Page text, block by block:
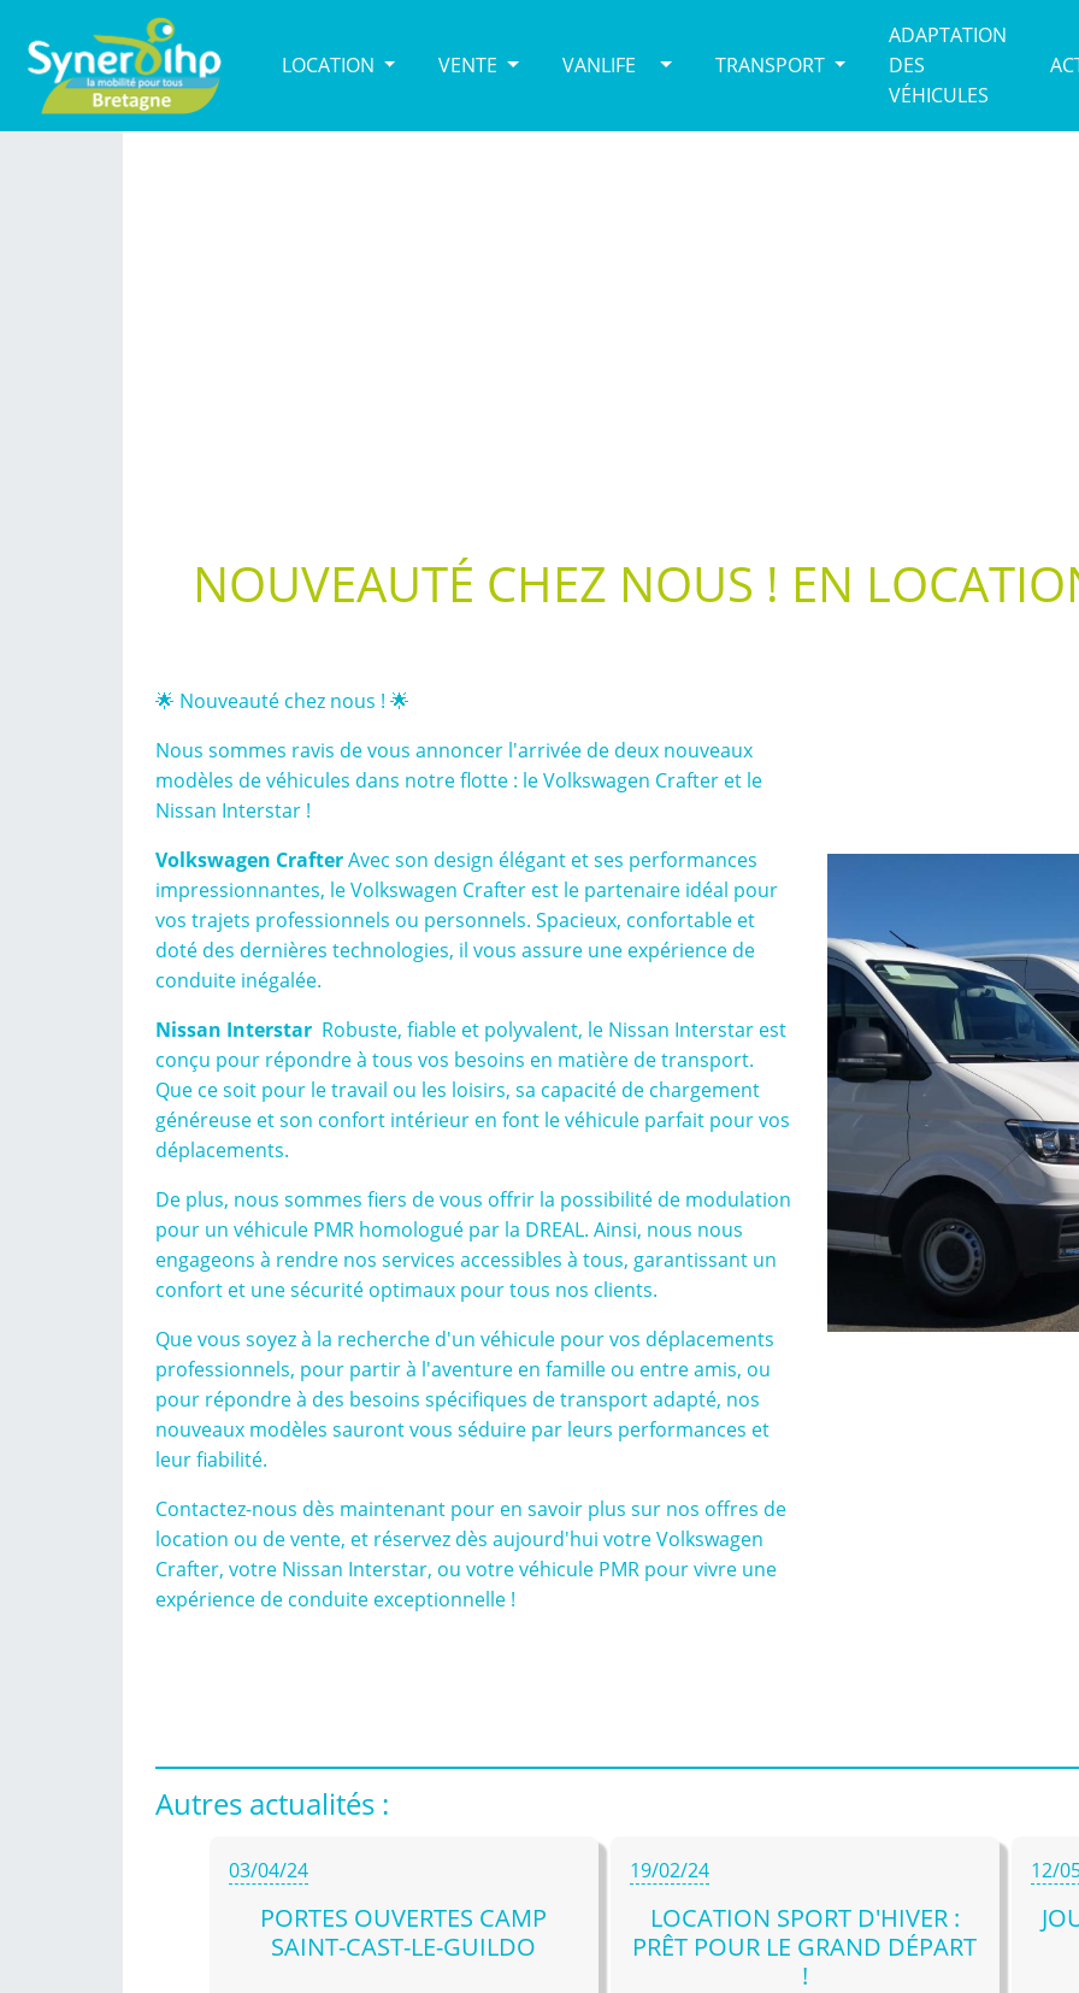
LOCATION VENTE VANLIFE TRANSPORT
ADAPTATION
DES
VÉHICULES
NOUVEAUTÉ CHEZ NOUS ! EN
🌟 Nouveauté chez nous ! 🌟
Nous sommes ravis de vous annoncer l'arrivée de deux nouveaux
modèles de véhicules dans notre flotte : le Volkswagen Crafter et le
Nissan Interstar !
Volkswagen CrafterAvec son design élégant et ses performances
impressionnantes, le Volkswagen Crafter est le partenaire idéal pour
vos trajets professionnels ou personnels. Spacieux, confortable et
doté des dernières technologies, il vous assure une expérience de
conduite inégalée.
Nissan InterstarRobuste, fiable et polyvalent, le Nissan Interstar est
conçu pour répondre à tous vos besoins en matière de transport.
Que ce soit pour le travail ou les loisirs, sa capacité de chargement
généreuse et son confort intérieur en font le véhicule parfait pour vos
déplacements.
De plus, nous sommes fiers de vous offrir la possibilité de modulation
pour un véhicule PMR homologué par la DREAL. Ainsi, nous nous
engageons à rendre nos services accessibles à tous, garantissant un
confort et une sécurité optimaux pour tous nos clients.
Que vous soyez à la recherche d'un véhicule pour vos déplacements
professionnels, pour partir à l'aventure en famille ou entre amis, ou
pour répondre à des besoins spécifiques de transport adapté, nos
nouveaux modèles sauront vous séduire par leurs performances et
leur fiabilité.
Contactez-nous dès maintenant pour en savoir plus sur nos offres de
location ou de vente, et réservez dès aujourd'hui votre Volkswagen
Crafter, votre Nissan Interstar, ou votre véhicule PMR pour vivre une
expérience de conduite exceptionnelle !
Autres actualités :
03/04/24
PORTES OUVERTES CAMP
SAINT-CAST-LE-GUILDO
19/02/24
LOCATION SPORT D'HIVER :
PRÊT POUR LE GRAND DÉPART
!
12/